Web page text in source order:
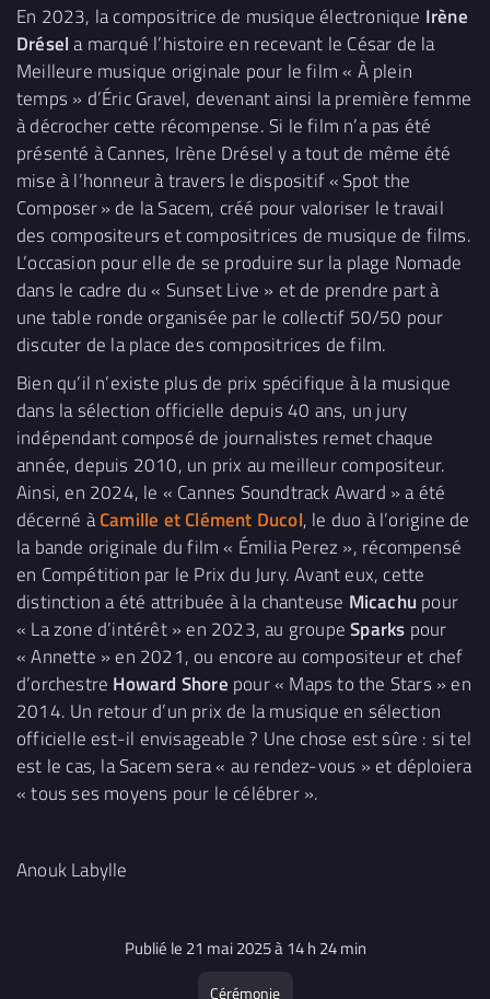
En 2023, la compositrice de musique électronique Irène
Drésel a marqué l’histoire en recevant le César de la
Meilleure musique originale pour le film « À plein
temps » d’Éric Gravel, devenant ainsi la première femme
à décrocher cette récompense. Si le film n’a pas été
présenté à Cannes, Irène Drésel y a tout de même été
mise à l’honneur à travers le dispositif « Spot the
Composer » de la Sacem, créé pour valoriser le travail
des compositeurs et compositrices de musique de films.
L’occasion pour elle de se produire sur la plage Nomade
dans le cadre du « Sunset Live » et de prendre part à
une table ronde organisée par le collectif 50/50 pour
discuter de la place des compositrices de film.
Bien qu’il n’existe plus de prix spécifique à la musique
dans la sélection officielle depuis 40 ans, un jury
indépendant composé de journalistes remet chaque
année, depuis 2010, un prix au meilleur compositeur.
Ainsi, en 2024, le « Cannes Soundtrack Award » a été
décerné àCamille et Clément Ducol, le duo à l’origine de
la bande originale du film « Émilia Perez », récompensé
en Compétition par le Prix du Jury. Avant eux, cette
distinction a été attribuée à la chanteuse Micachu pour
« La zone d’intérêt » en 2023, au groupeSparks pour
« Annette » en 2021, ou encore au compositeur et chef
d’orchestre Howard Shore pour « Maps to the Stars » en
2014. Un retour d’un prix de la musique en sélection
officielle est-il envisageable ? Une chose est sûre : si tel
est le cas, la Sacem sera « au rendez-vous » et déploiera
« tous ses moyens pour le célébrer ».
Anouk Labylle
Publié le 21 mai 2025 à 14 h 24 min
Cérémonie